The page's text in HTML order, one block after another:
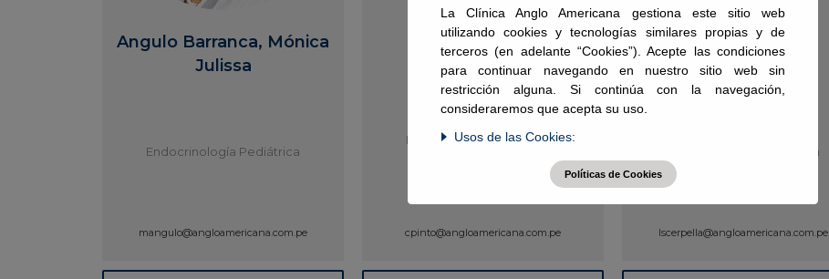
Angulo Barranca, Mónica
Julissa
Endocrinología Pediátrica
mangulo@angloamericana.com.pe
Pinto Paz, Cecilia
Endocrinología Pediátrica
cpinto@angloamericana.com.pe
Scerpella Crespo,
Luciana
Endocrinología Pediátrica
lscerpella@angloamericana.com.pe
La Clínica Anglo Americana gestiona este sitio web
utilizando cookies y tecnologías similares propias y de
terceros (en adelante “Cookies”). Acepte las condiciones
para continuar navegando en nuestro sitio web sin
restricción alguna. Si continúa con la navegación,
consideraremos que acepta su uso.
Usos de las Cookies:
Políticas de Cookies